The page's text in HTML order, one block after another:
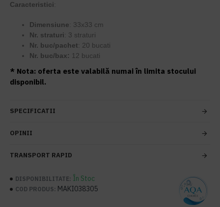
Caracteristici:
Dimensiune: 33x33 cm
Nr. straturi: 3 straturi
Nr. buc/pachet: 20 bucati
Nr. buc/bax: 12 bucati
* Nota: oferta este valabilă numai în limita stocului
disponibil.
SPECIFICATII
OPINII
TRANSPORT RAPID
DISPONIBILITATE: În Stoc
COD PRODUS: MAKI038305